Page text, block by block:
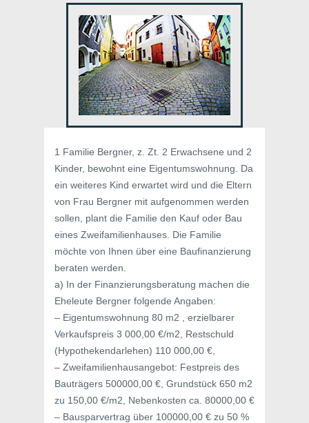
1 Familie Bergner, z. Zt. 2 Erwachsene und 2
Kinder, bewohnt eine Eigentumswohnung. Da
ein weiteres Kind erwartet wird und die Eltern
von Frau Bergner mit aufgenommen werden
sollen, plant die Familie den Kauf oder Bau
eines Zweifamilienhauses. Die Familie
möchte von Ihnen über eine Baufinanzierung
beraten werden.
a) In der Finanzierungsberatung machen die
Eheleute Bergner folgende Angaben:
– Eigentumswohnung 80 m2 , erzielbarer
Verkaufspreis 3 000,00 €/m2, Restschuld
(Hypothekendarlehen) 110 000,00 €,
– Zweifamilienhausangebot: Festpreis des
Bauträgers 500000,00 €, Grundstück 650 m2
zu 150,00 €/m2, Nebenkosten ca. 80000,00 €
– Bausparvertrag über 100000,00 € zu 50 %